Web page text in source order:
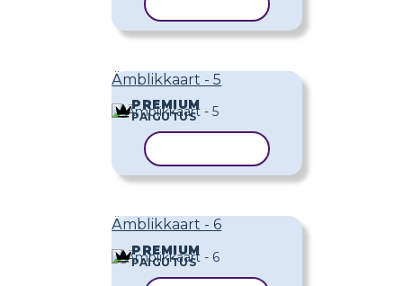
Ämblikkaart - 5
PREMIUM
PAIGUTUS
Ämblikkaart - 6
PREMIUM
PAIGUTUS